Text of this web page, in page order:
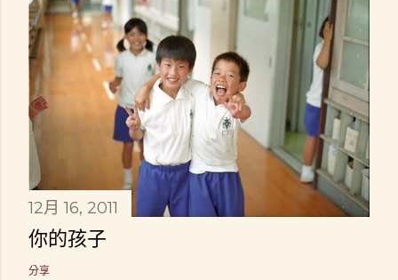
12月 16, 2011
你的孩子
分享